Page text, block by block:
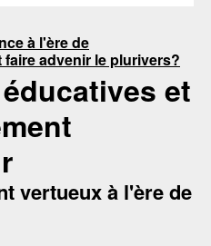
à l'ère de
advenir le plurivers?
et
vertueux à l'ère de